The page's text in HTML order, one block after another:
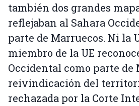
también dos grandes
reflejaban al Sahara
parte de Marruecos. Ni la
miembro de la UE
Occidental como parte de
reivindicación del
rechazada por la Corte